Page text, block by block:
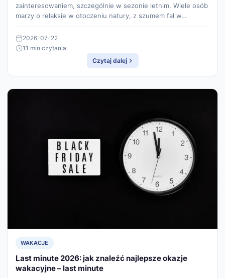
zainteresowaniem, szczególnie w sezonie letnim. Wiele osób
marzy o relaksie w otoczeniu natury, z szumem fal w…
2026-07-22
11 min czytania
Czytaj dalej
WAKACJE
Last minute 2026: jak znaleźć najlepsze okazje
wakacyjne – last minute